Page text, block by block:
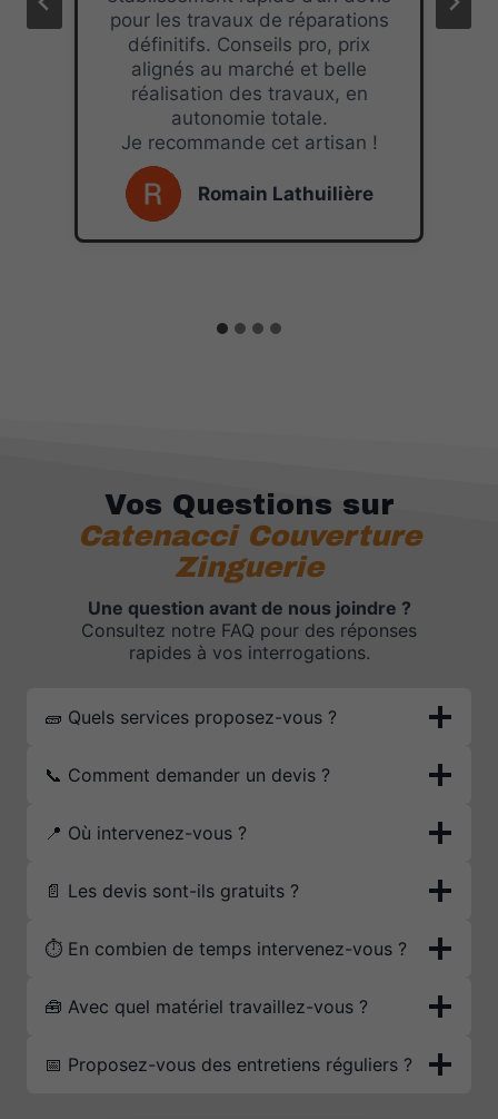
pour les travaux de réparations
définitifs. Conseils pro, prix
alignés au marché et belle
réalisation des travaux, en
autonomie totale.
Je recommande cet artisan !
Romain Lathuilière
Vos Questions sur
Catenacci Couverture
Zinguerie
Une question avant de nous joindre ?
Consultez notre FAQ pour des réponses
rapides à vos interrogations.
🧱 Quels services proposez-vous ?
📞 Comment demander un devis ?
📍 Où intervenez-vous ?
📄 Les devis sont-ils gratuits ?
⏱️ En combien de temps intervenez-vous ?
🧰 Avec quel matériel travaillez-vous ?
📅 Proposez-vous des entretiens réguliers ?